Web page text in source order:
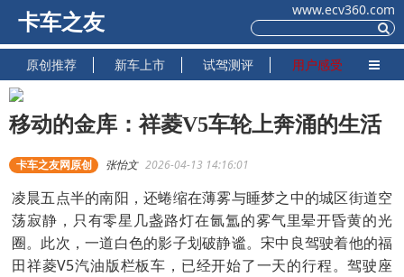
卡车之友
www.ecv360.com
原创推荐 新车上市 试驾测评 用户感受
移动的金库：祥菱V5车轮上奔涌的生活
卡车之友网原创 张怡文 2026-04-13 14:16:01
凌晨五点半的南阳，还蜷缩在薄雾与睡梦之中的城区街道空
荡寂静，只有零星几盏路灯在氤氲的雾气里晕开昏黄的光
圈。此次，一道白色的影子划破静谧。宋中良驾驶着他的福
田祥菱V5汽油版栏板车，已经开始了一天的行程。驾驶座